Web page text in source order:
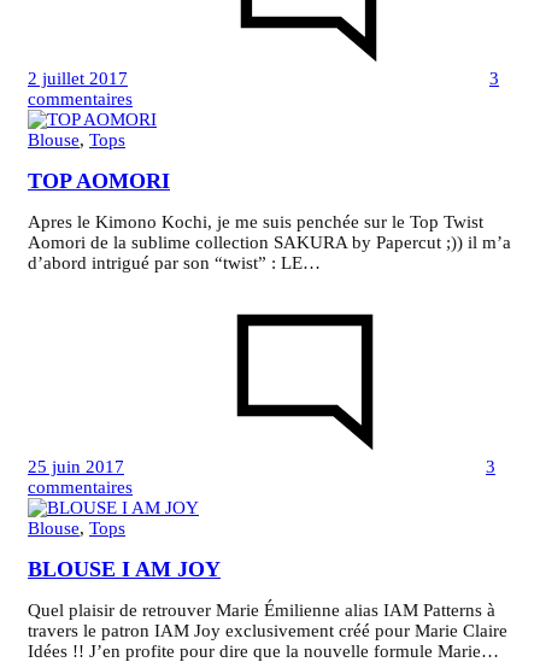
2 juillet 2017
3
commentairessur
Blouse
Blouse, Tops
TOP AOMORI
Apres le Kimono Kochi, je me suis penchée sur le Top Twist
Aomori de la sublime collection SAKURA by Papercut ;)) il m’a
d’abord intrigué par son “twist” : LE…
25 juin 2017
3
commentairessur
TOP
Blouse, Tops
BLOUSE I AM JOY
Quel plaisir de retrouver Marie Émilienne alias IAM Patterns à
travers le patron IAM Joy exclusivement créé pour Marie Claire
Idées !! J’en profite pour dire que la nouvelle formule Marie…